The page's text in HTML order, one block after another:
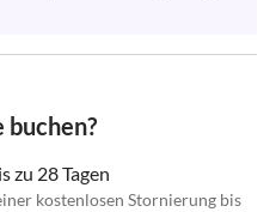
buchen?
zu 28 Tagen
kostenlosen Stornierung bis